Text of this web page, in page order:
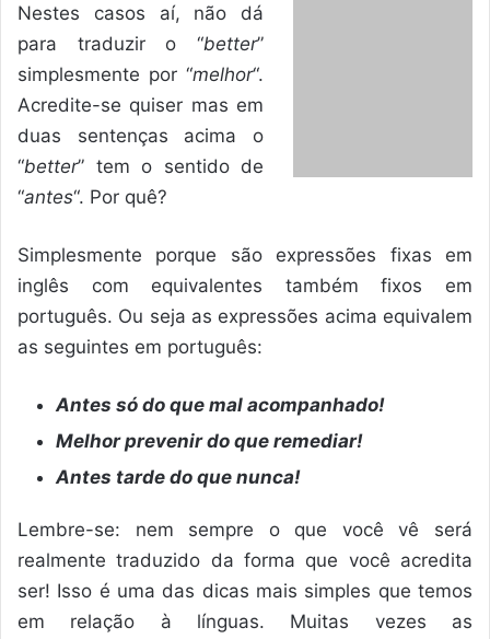
Nestes casos aí, não dá
para traduzir o “better”
simplesmente por “melhor“.
Acredite-se quiser mas em
duas sentenças acima o
“better” tem o sentido de
“antes“. Por quê?
Simplesmente porque são expressões fixas em
inglês com equivalentes também fixos em
português. Ou seja as expressões acima equivalem
as seguintes em português:
Antes só do que mal acompanhado!
Melhor prevenir do que remediar!
Antes tarde do que nunca!
Lembre-se: nem sempre o que você vê será
realmente traduzido da forma que você acredita
ser! Isso é uma das dicas mais simples que temos
em relação à línguas. Muitas vezes as